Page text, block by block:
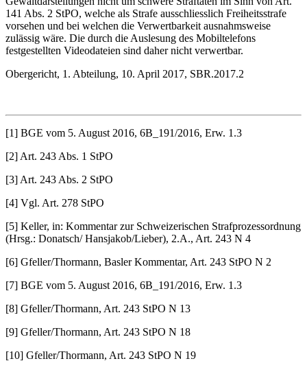
141 Abs. 2 StPO, welche als Strafe ausschliesslich Freiheitsstrafe
vorsehen und bei welchen die Verwertbarkeit ausnahmsweise
zulässig wäre. Die durch die Auslesung des Mobiltelefons
festgestellten Videodateien sind daher nicht verwertbar.
Obergericht, 1. Abteilung, 10. April 2017, SBR.2017.2
[1] BGE vom 5. August 2016, 6B_191/2016, Erw. 1.3
[2] Art. 243 Abs. 1 StPO
[3] Art. 243 Abs. 2 StPO
[4] Vgl. Art. 278 StPO
[5] Keller, in: Kommentar zur Schweizerischen Strafprozessordnung
(Hrsg.: Donatsch/ Hansjakob/Lieber), 2.A., Art. 243 N 4
[6] Gfeller/Thormann, Basler Kommentar, Art. 243 StPO N 2
[7] BGE vom 5. August 2016, 6B_191/2016, Erw. 1.3
[8] Gfeller/Thormann, Art. 243 StPO N 13
[9] Gfeller/Thormann, Art. 243 StPO N 18
[10] Gfeller/Thormann, Art. 243 StPO N 19